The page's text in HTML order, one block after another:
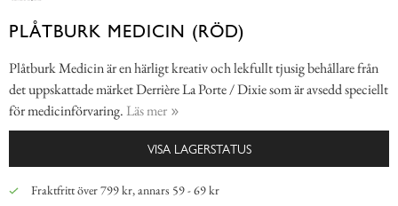
PLÅTBURK MEDICIN (RÖD)
Plåtburk Medicin är en härligt kreativ och lekfullt tjusig behållare från
det uppskattade märket Derrière La Porte / Dixie som är avsedd speciellt
för medicinförvaring. Läs mer
VISA LAGERSTATUS
Fraktfritt över 799 kr, annars 59 - 69 kr